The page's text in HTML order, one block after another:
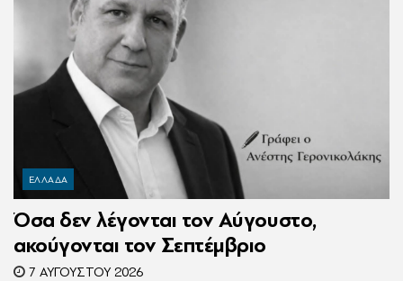
ΕΛΛΑΔΑ
Όσα δεν λέγονται τον Αύγουστο,
ακούγονται τον Σεπτέμβριο
7 ΑΥΓΟΎΣΤΟΥ 2026